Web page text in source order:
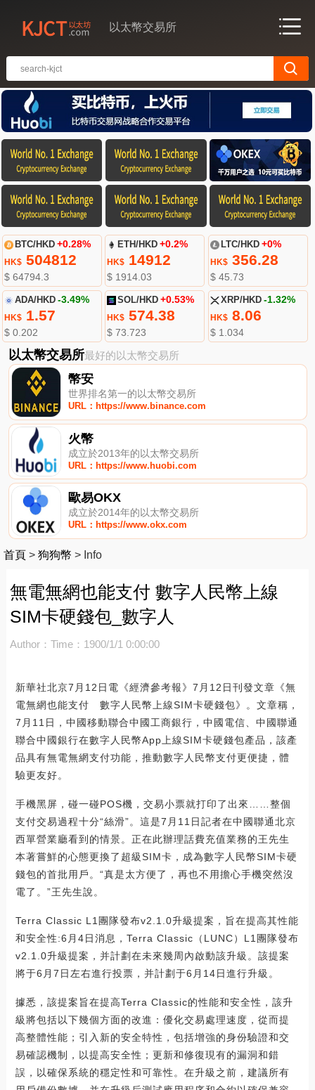
以太幣交易所
BTC/HKD +0.28%
HK$504812
$ 64794.3
ETH/HKD +0.2%
HK$ 14912
$ 1914.03
LTC/HKD +0%
HK$356.28
$ 45.73
ADA/HKD -3.49%
HK$1.57
$ 0.202
SOL/HKD +0.53%
HK$ 574.38
$ 73.723
XRP/HKD -1.32%
HK$8.06
$ 1.034
以太幣交易所最好的以太幣交易所
幣安
世界排名第一的以太幣交易所
URL：https://www.binance.com
火幣
成立於2013年的以太幣交易所
URL：https://www.huobi.com
歐易OKX
成立於2014年的以太幣交易所
URL：https://www.okx.com
首頁 > 狗狗幣 > Info
無電無網也能支付 數字人民幣上線
SIM卡硬錢包_數字人
Author： Time：1900/1/1 0:00:00
新華社北京7月12日電《經濟參考報》7月12日刊發文章《無
電無網也能支付 數字人民幣上線SIM卡硬錢包》。文章稱，
7月11日，中國移動聯合中國工商銀行，中國電信、中國聯通
聯合中國銀行在數字人民幣App上線SIM卡硬錢包產品，該產
品具有無電無網支付功能，推動數字人民幣支付更便捷，體
驗更友好。
手機黑屏，碰一碰POS機，交易小票就打印了出來……整個
支付交易過程十分“絲滑”。這是7月11日記者在中國聯通北京
西單營業廳看到的情景。正在此辦理話費充值業務的王先生
本著嘗鮮的心態更換了超級SIM卡，成為數字人民幣SIM卡硬
錢包的首批用戶。“真是太方便了，再也不用擔心手機突然沒
電了。”王先生說。
Terra Classic L1團隊發布v2.1.0升級提案，旨在提高其性能
和安全性:6月4日消息，Terra Classic（LUNC）L1團隊發布
v2.1.0升級提案，并計劃在未來幾周內啟動該升級。該提案
將于6月7日左右進行投票，并計劃于6月14日進行升級。
據悉，該提案旨在提高Terra Classic的性能和安全性，該升
級將包括以下幾個方面的改進：優化交易處理速度，從而提
高整體性能；引入新的安全特性，包括增強的身份驗證和交
易確認機制，以提高安全性；更新和修復現有的漏洞和錯
誤，以確保系統的穩定性和可靠性。在升級之前，建議所有